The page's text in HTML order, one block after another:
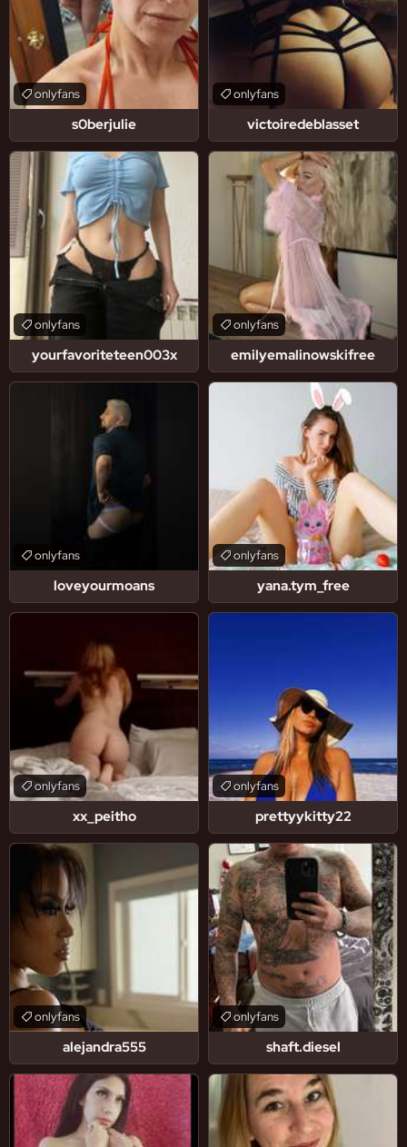
s0berjulie
onlyfans
victoiredeblasset
onlyfans
yourfavoriteteen003x
onlyfans
emilyemalinowskifree
onlyfans
loveyourmoans
onlyfans
yana.tym_free
onlyfans
xx_peitho
onlyfans
prettyykitty22
onlyfans
alejandra555
onlyfans
shaft.diesel
onlyfans